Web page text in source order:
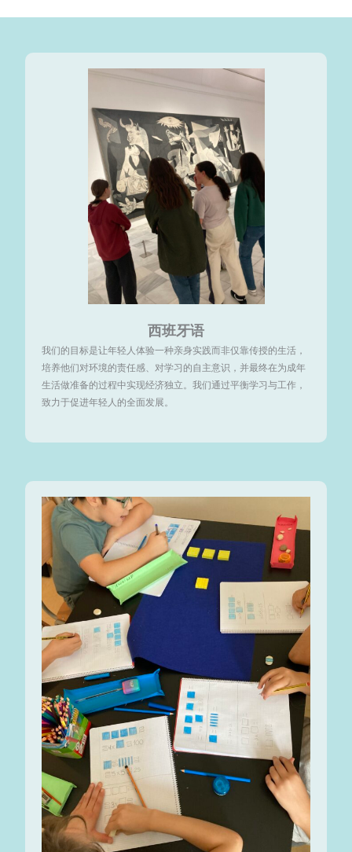
西班牙语
我们的目标是让年轻人体验一种亲身实践而非仅靠传授的生活，
培养他们对环境的责任感、对学习的自主意识，并最终在为成年
生活做准备的过程中实现经济独立。我们通过平衡学习与工作，
致力于促进年轻人的全面发展。